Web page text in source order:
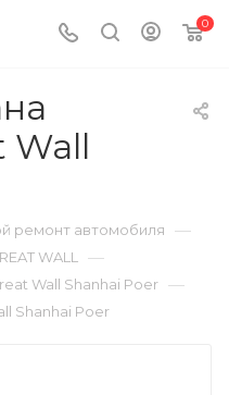
0
Wall
ремонт автомобиля —
WALL —
Wall Shanhai Poer —
Shanhai Poer